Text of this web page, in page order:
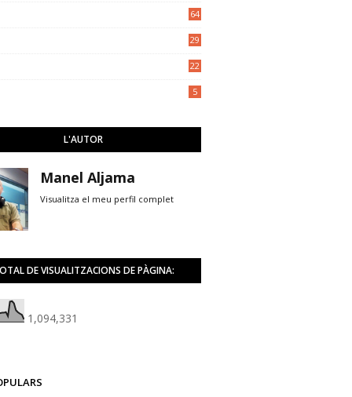
64
29
22
5
L'AUTOR
Manel Aljama
Visualitza el meu perfil complet
DE VISUALITZACIONS DE PÀGINA:
1,094,331